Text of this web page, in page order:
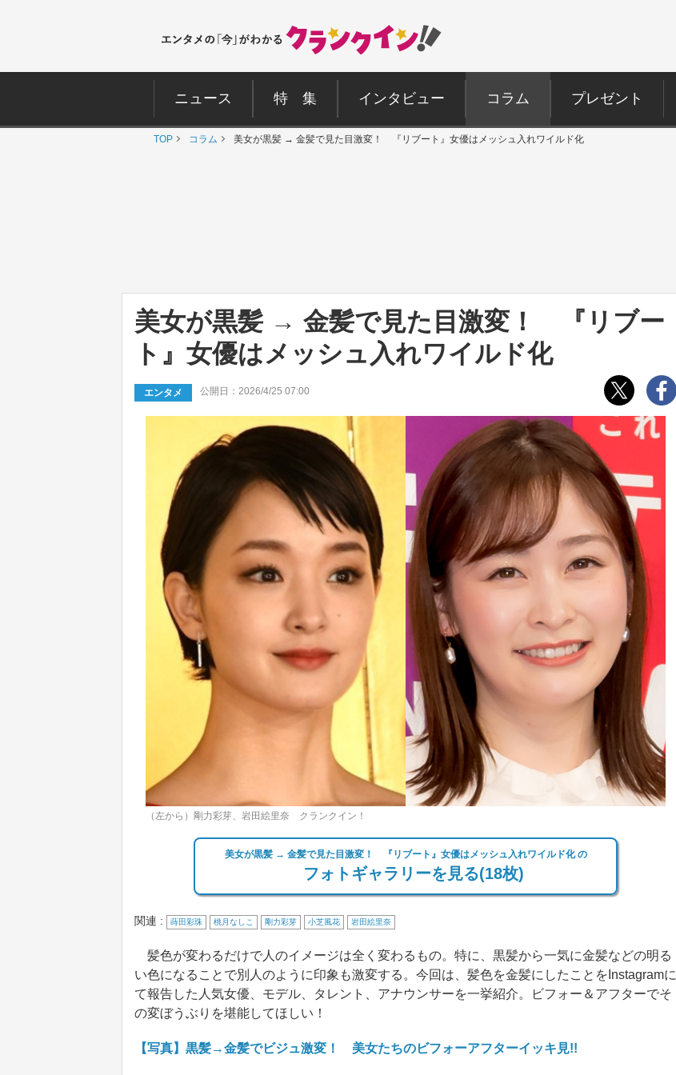
ニュース 特 集 インタビュー コラム プレゼント
TOP コラム 美女が黒髪 → 金髪で見た目激変！ 『リブート』女優はメッシュ入れワイルド化
美女が黒髪 → 金髪で見た目激変！ 『リブー
ト』女優はメッシュ入れワイルド化
エンタメ 公開日：2026/4/25 07:00
（左から）剛力彩芽、岩田絵里奈 クランクイン！
美女が黒髪 → 金髪で見た目激変！ 『リブート』女優はメッシュ入れワイルド化 の
フォトギャラリーを見る(18枚)
関連 : 蒔田彩珠 桃月なしこ 剛力彩芽 小芝風花 岩田絵里奈
髪色が変わるだけで人のイメージは全く変わるもの。特に、黒髪から一気に金髪などの明る
い色になることで別人のように印象も激変する。今回は、髪色を金髪にしたことをInstagramに
て報告した人気女優、モデル、タレント、アナウンサーを一挙紹介。ビフォー＆アフターでそ
の変ぼうぶりを堪能してほしい！
【写真】黒髪→金髪でビジュ激変！ 美女たちのビフォーアフターイッキ見!!